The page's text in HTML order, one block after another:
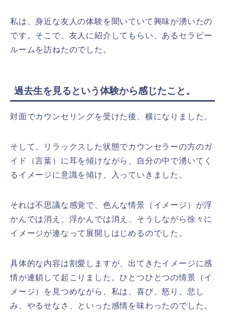
私は、身近な友人の体験を聞いていて興味が湧いたの
です。そこで、友人に紹介してもらい、あるセラピー
ルームを訪ねたのでした。
過去生を見るという体験から感じたこと。
対面でカウンセリングを受けた後、横になりました。
そして、リラックスした状態でカウンセラーの方のガ
イド（言葉）に耳を傾けながら、自分の中で湧いてく
るイメージに意識を傾け、入っていきました。
それは不思議な感覚で、色んな情景（イメージ）が浮
かんでは消え、浮かんでは消え、そうしながら徐々に
イメージが連なって展開しはじめるのでした。
具体的な内容は割愛しますが、出てきたイメージに感
情が連鎖して起こりました。ひとつひとつの情景（イ
メージ）を見つめながら、私は、喜び、怒り、悲し
み、やるせなさ、といった感情を味わったのでした。